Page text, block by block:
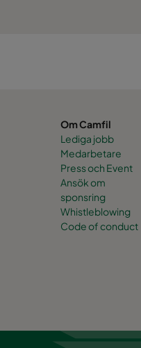
Om Camfil
Lediga jobb
Medarbetare
Press och Event
Ansök om
sponsring
Whistleblowing
Code of conduct